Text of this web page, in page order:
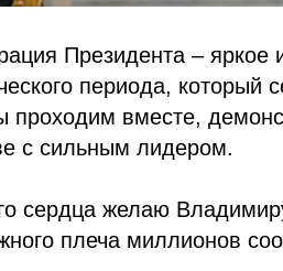
Президента –
периода, который
проходим вместе,
с сильным лидером.
сердца желаю
плеча миллионов